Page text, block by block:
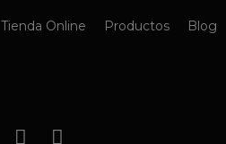
Tienda Online Productos Blog